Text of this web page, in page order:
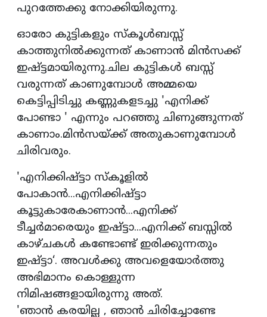
പുറത്തേക്കു നോക്കിയിരുന്നു.
ഓരോ കുട്ടികളും സ്കൂൾബസ്സ്
കാത്തുനിൽക്കുന്നത് കാണാൻ മിൻസക്ക്
ഇഷ്ട്ടമായിരുന്നു.ചില കുട്ടികൾ ബസ്സ്
വരുന്നത് കാണുമ്പോൾ അമ്മയെ
കെട്ടിപ്പിടിച്ചു കണ്ണുകളടച്ചു 'എനിക്ക്
പോണ്ടാ ' എന്നും പറഞ്ഞു ചിണുങ്ങുന്നത്
കാണാം.മിൻസയ്ക്ക് അതുകാണുമ്പോൾ
ചിരിവരും.
'എനിക്കിഷ്ട്ടാ സ്കൂളിൽ
പോകാൻ...എനിക്കിഷ്ട്ടാ
കൂട്ടുകാരേകാണാൻ...എനിക്ക്
ടീച്ചർമാരെയും ഇഷ്ട്ടാ...എനിക്ക് ബസ്സിൽ
കാഴ്ചകൾ കണ്ടോണ്ട് ഇരിക്കുന്നതും
ഇഷ്ട്ടാ‘. അവൾക്കു അവളെയോർത്തു
അഭിമാനം കൊള്ളുന്ന
നിമിഷങ്ങളായിരുന്നു അത്.
'ഞാൻ കരയില്ല , ഞാൻ ചിരിച്ചോണ്ടേ